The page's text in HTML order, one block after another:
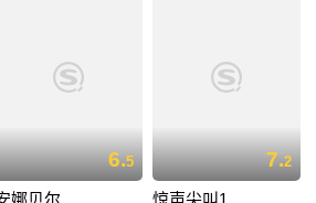
6.5 7.2